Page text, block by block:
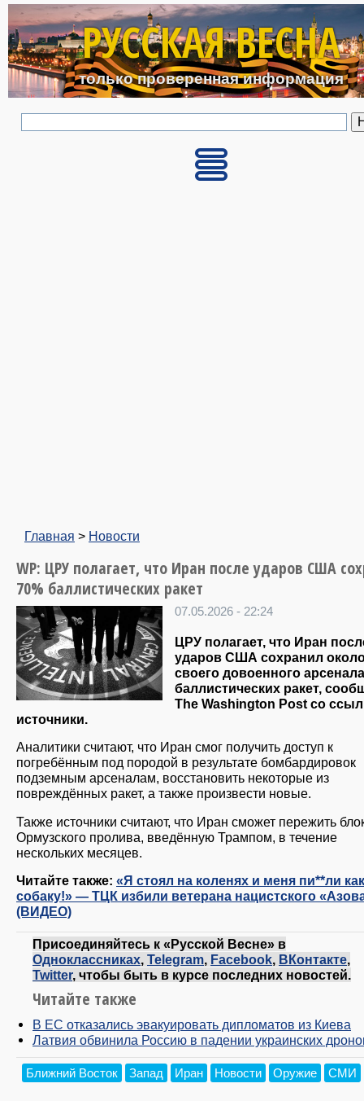
Перейти к основному
РУССКАЯ ВЕСНА
только проверенная информация
Главная > Новости
WP: ЦРУ полагает, что Иран после ударов США
70% баллистических ракет
07.05.2026 - 22:24
ЦРУ полагает, что Иран
ударов США сохранил
своего довоенного арсенала
баллистических ракет,
The Washington Post со
источники.
Аналитики считают, что Иран смог получить доступ к
погребённым под породой в результате бомбардировок
подземным арсеналам, восстановить некоторые из
повреждённых ракет, а также произвести новые.
Также источники считают, что Иран сможет пережить
Ормузского пролива, введённую Трампом, в течение
нескольких месяцев.
Читайте также: «Я стоял на коленях и меня пи**ли как
собаку!» — ТЦК избили ветерана нацистского
(ВИДЕО)
Присоединяйтесь к «Русской Весне» в
Одноклассниках, Telegram, Facebook, ВКонтакте,
Twitter, чтобы быть в курсе последних новостей.
Читайте также
В ЕС отказались эвакуировать дипломатов из Киева
Латвия обвинила Россию в падении украинских
Ближний Восток Запад Иран Новости Оружие СМИ